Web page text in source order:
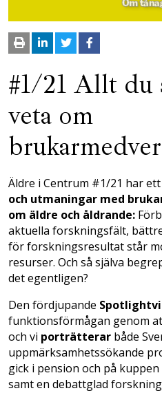
#1/21 Allt du
veta om
Äldre i Centrum #1/21 har ett
och utmaningar med
om äldre och åldrande:
aktuella forskningsfält,
för forskningsresultat står
resurser. Och så själva
det egentligen?
Den fördjupande
funktionsförmågan genom
och vi porträtterar både
uppmärksamhetssökande
gick i pension och på
samt en debattglad